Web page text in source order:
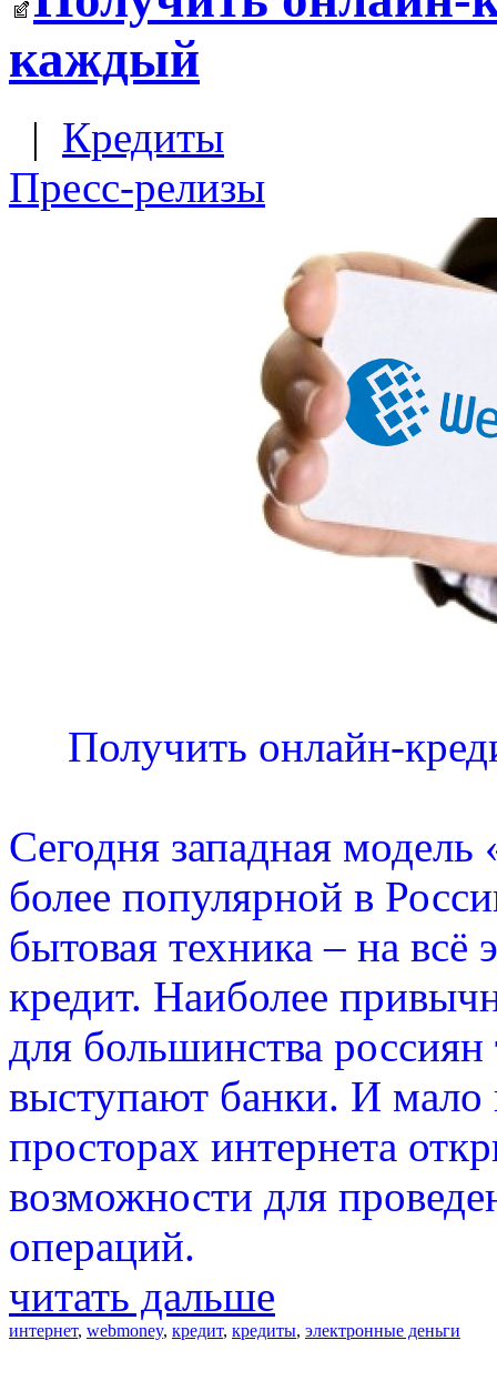
каждый
| Кредиты
Пресс-релизы
Получить онлайн-
Сегодня западная модель
более популярной в
бытовая техника – на всё
кредит. Наиболее
для большинства
выступают банки. И мало
просторах интернета
возможности для
операций.
читать дальше
интернет, webmoney, кредит, кредиты, электронные деньги